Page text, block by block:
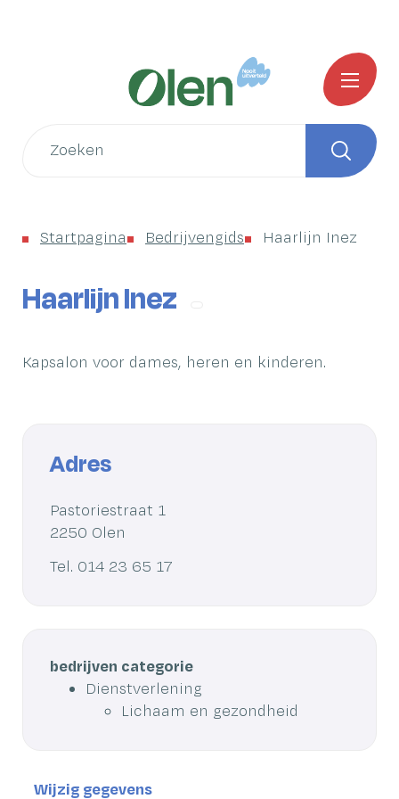
inhoud
Startpagina
Gemeente
Olen
zoek
Zoeken
MENU
Startpagina Bedrijvengids Haarlijn Inez
Haarlijn Inez
Kapsalon voor dames, heren en kinderen.
Adres
Adres
Pastoriestraat 1
,2250 Olen
Tel. 014 23 65 17
bedrijven categorie
Dienstverlening
Lichaam en gezondheid
Wijzig gegevens